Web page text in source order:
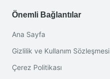
Önemli Bağlantılar
Ana Sayfa
Gizlilik ve Kullanım Sözleşmesi
Çerez Politikası